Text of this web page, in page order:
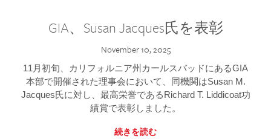
GIA、Susan Jacques氏を表彰
November 10, 2025
11月初旬、カリフォルニア州カールスバッドにあるGIA
本部で開催された理事会において、同機関はSusan M.
Jacques氏に対し、最高栄誉であるRichard T. Liddicoat功
績賞で表彰しました。
続きを読む